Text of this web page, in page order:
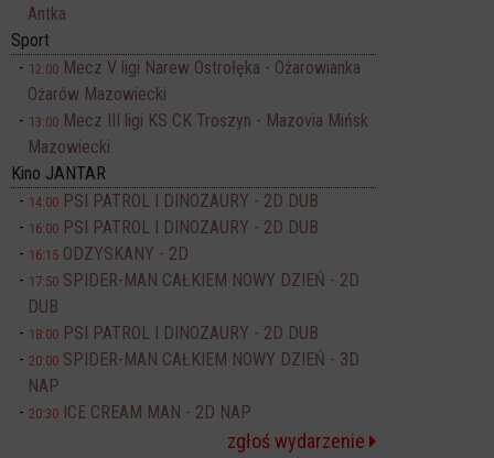
Antka
Sport
12:00 Mecz V ligi Narew Ostrołęka - Ożarowianka
Ożarów Mazowiecki
13:00 Mecz III ligi KS CK Troszyn - Mazovia Mińsk
Mazowiecki
Kino JANTAR
14:00 PSI PATROL I DINOZAURY - 2D DUB
16:00 PSI PATROL I DINOZAURY - 2D DUB
16:15 ODZYSKANY - 2D
17:50 SPIDER-MAN CAŁKIEM NOWY DZIEŃ - 2D
DUB
18:00 PSI PATROL I DINOZAURY - 2D DUB
20:00 SPIDER-MAN CAŁKIEM NOWY DZIEŃ - 3D
NAP
20:30 ICE CREAM MAN - 2D NAP
zgłoś wydarzenie